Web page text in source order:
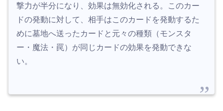
撃力が半分になり、効果は無効化される。このカー
ドの発動に対して、相手はこのカードを発動するた
めに墓地へ送ったカードと元々の種類（モンスタ
ー・魔法・罠）が同じカードの効果を発動できな
い。